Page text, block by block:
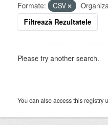
Formate:
CSV
Filtrează Rezultatele
Please try another search.
You can also access this registry